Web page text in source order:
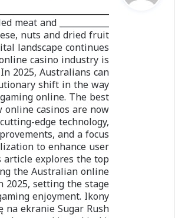
ل
grilled meat and
nuts and dried fruit
landscape continues
casino industry is
2025, Australians can
shift in the way
online. The best
online casinos are now
edge technology,
and a focus
to enhance user
article explores the top
the Australian online
2025, setting the stage
enjoyment. Ikony
na ekranie Sugar Rush